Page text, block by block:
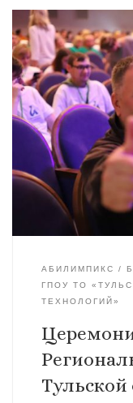
АБИЛИМПИКС
ГПОУ ТО
ТЕХНОЛОГИЙ»
Тульской